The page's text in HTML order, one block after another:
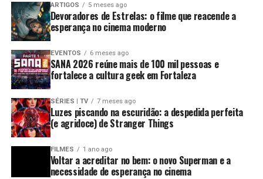
ARTIGOS 5 meses ago
Devoradores de Estrelas: o filme que reacende a
esperança no cinema moderno
EVENTOS 6 meses ago
SANA 2026 reúne mais de 100 mil pessoas e
fortalece a cultura geek em Fortaleza
SÉRIES | TV 7 meses ago
Luzes piscando na escuridão: a despedida perfeita
(e agridoce) de Stranger Things
FILMES 1 ano ago
Voltar a acreditar no bem: o novo Superman e a
necessidade de esperança no cinema